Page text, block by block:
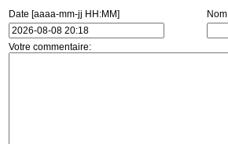
Date [aaaa-mm-jj HH:MM] Nom
Votre commentaire: